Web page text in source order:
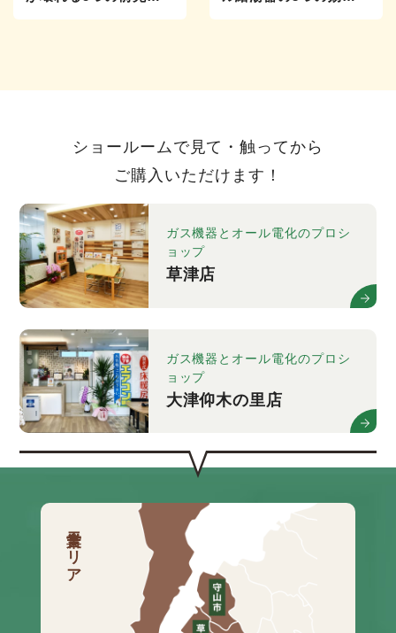
不具合を放置するリス
果！導入時の選択肢も
ショールームで見て・触ってから
ご購入いただけます！
ガス機器とオール電化のプロシ
ョップ
草津店
ガス機器とオール電化のプロシ
ョップ
大津仰木の里店
営業エリア